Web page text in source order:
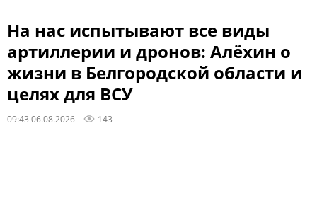
На нас испытывают все виды
артиллерии и дронов: Алёхин о
жизни в Белгородской области и
целях для ВСУ
09:43 06.08.2026 143